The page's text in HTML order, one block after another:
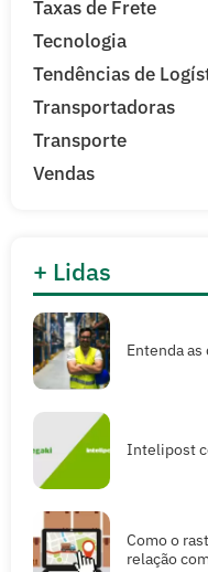
Taxas de Frete
Tecnologia
Tendências de
Transportadoras
Transporte
Vendas
+ Lidas
Entenda
Intelipost
Como o
relação